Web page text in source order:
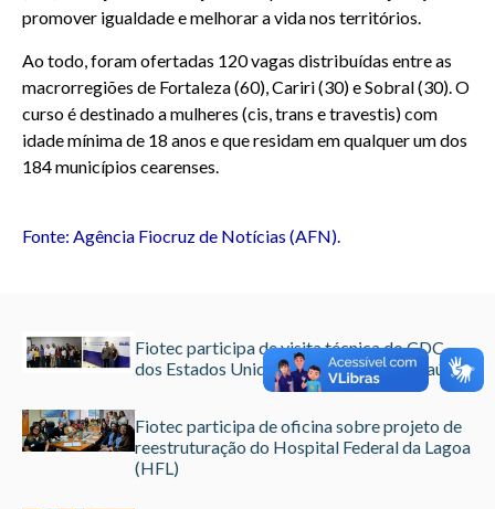
promover igualdade e melhorar a vida nos territórios.
Ao todo, foram ofertadas 120 vagas distribuídas entre as
macrorregiões de Fortaleza (60), Cariri (30) e Sobral (30). O
curso é destinado a mulheres (cis, trans e travestis) com
idade mínima de 18 anos e que residam em qualquer um dos
184 municípios cearenses.
Fonte: Agência Fiocruz de Notícias (AFN).
Fiotec participa de visita técnica do CDC,
dos Estados Unidos, ao Ministério da Saúde
Fiotec participa de oficina sobre projeto de
reestruturação do Hospital Federal da Lagoa
(HFL)